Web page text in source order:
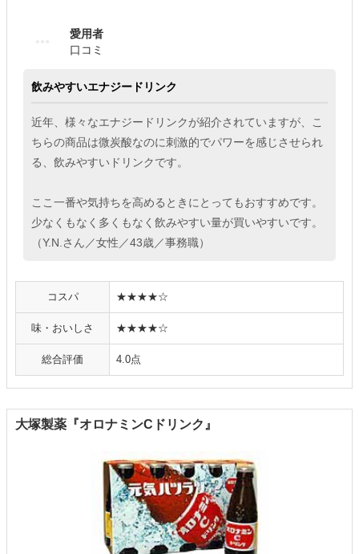
愛用者
口コミ
飲みやすいエナジードリンク
近年、様々なエナジードリンクが紹介されていますが、こ
ちらの商品は微炭酸なのに刺激的でパワーを感じさせられ
る、飲みやすいドリンクです。
ここ一番や気持ちを高めるときにとってもおすすめです。
少なくもなく多くもなく飲みやすい量が買いやすいです。
（Y.N.さん／女性／43歳／事務職）
コスパ ★★★★☆
味・おいしさ ★★★★☆
総合評価 4.0点
大塚製薬『オロナミンCドリンク』